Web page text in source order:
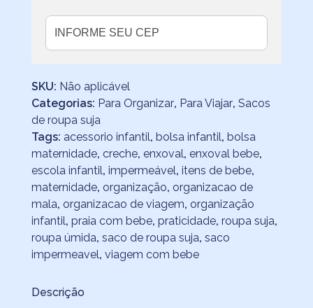
SKU: Não aplicável
Categorias: Para Organizar, Para Viajar, Sacos
de roupa suja
Tags: acessorio infantil, bolsa infantil, bolsa
maternidade, creche, enxoval, enxoval bebe,
escola infantil, impermeável, itens de bebe,
maternidade, organização, organizacao de
mala, organizacao de viagem, organização
infantil, praia com bebe, praticidade, roupa suja,
roupa úmida, saco de roupa suja, saco
impermeavel, viagem com bebe
Descrição